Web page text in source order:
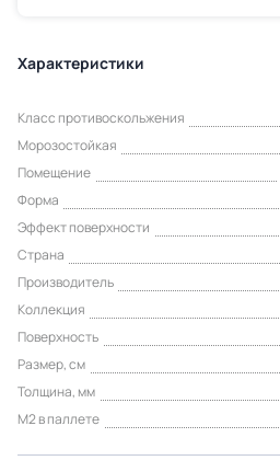
Характеристики
Класс противоскольжения
Морозостойкая
Помещение
Форма
Эффект поверхности
Страна
Производитель
Коллекция
Поверхность
Размер, см
Толщина, мм
М2 в паллете